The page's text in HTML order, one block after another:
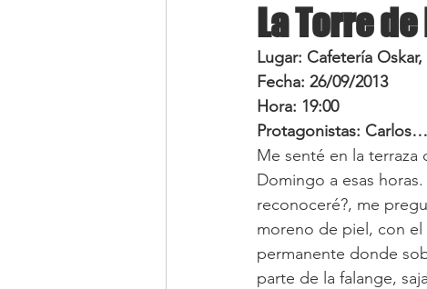
La Torre
Lugar: Cafetería
Fecha: 26/09/2013
Hora: 19:00
Protagonistas:
Me senté en la terraza
Domingo a esas
reconoceré?, me
moreno de piel, con el
permanente donde
parte de la falange,